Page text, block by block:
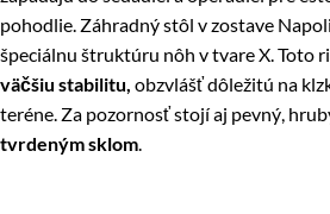
pohodlie. Záhradný stôl v zostave
špeciálnu štruktúru nôh v tvare X. Toto
väčšiu stabilitu, obzvlášť dôležitú na
teréne. Za pozornosť stojí aj pevný,
tvrdeným sklom.